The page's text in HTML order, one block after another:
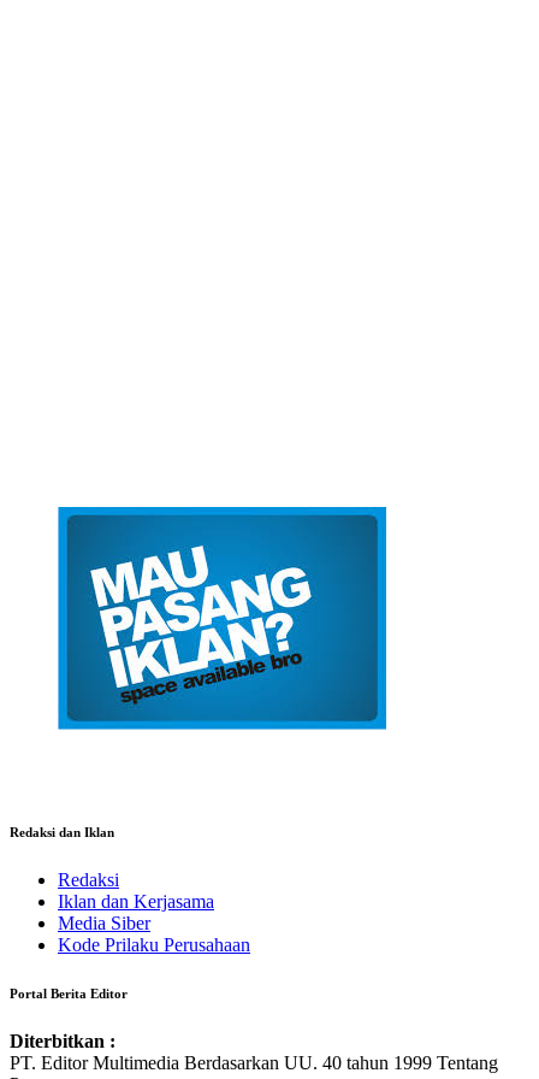
Redaksi dan Iklan
Redaksi
Iklan dan Kerjasama
Media Siber
Kode Prilaku Perusahaan
Portal Berita Editor
Diterbitkan :
PT. Editor Multimedia Berdasarkan UU. 40 tahun 1999 Tentang